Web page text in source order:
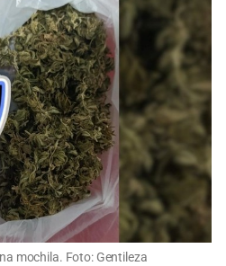
mochila. Foto: Gentileza